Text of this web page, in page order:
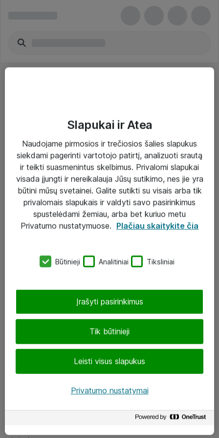
Paslaugos
Sprendimai
Įgyvendinti projektai
Atea ekspertų patarimai verslui
eShop@atea.lt
LinkedIn
Slapukai ir Atea
Naudojame pirmosios ir trečiosios šalies slapukus
siekdami pagerinti vartotojo patirtį, analizuoti srautą
ir teikti suasmenintus skelbimus. Privalomi slapukai
visada įjungti ir nereikalauja Jūsų sutikimo, nes jie yra
būtini mūsų svetainei. Galite sutikti su visais arba tik
privalomais slapukais ir valdyti savo pasirinkimus
spustelėdami žemiau, arba bet kuriuo metu
Privatumo nustatymuose. Plačiau skaitykite čia
Būtinieji Analitiniai Tiksliniai
Tik būtinieji
Leisti visus slapukus
Įrašyti pasirinkimus
Privatumo nustatymai